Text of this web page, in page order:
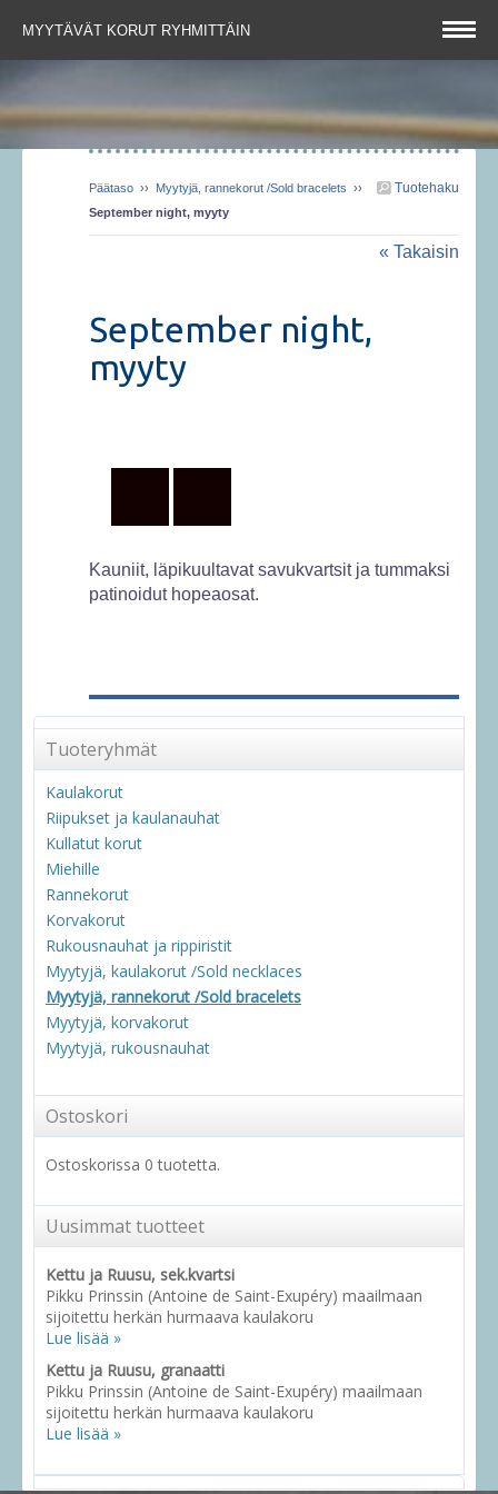
MYYTÄVÄT KORUT RYHMITTÄIN
Tuotehaku
Päätaso ›› Myytyjä, rannekorut /Sold bracelets ››
September night, myyty
« Takaisin
September night,
myyty
Kauniit, läpikuultavat savukvartsit ja tummaksi
patinoidut hopeaosat.
Tuoteryhmät
Kaulakorut
Riipukset ja kaulanauhat
Kullatut korut
Miehille
Rannekorut
Korvakorut
Rukousnauhat ja rippiristit
Myytyjä, kaulakorut /Sold necklaces
Myytyjä, rannekorut /Sold bracelets
Myytyjä, korvakorut
Myytyjä, rukousnauhat
Ostoskori
Ostoskorissa 0 tuotetta.
Uusimmat tuotteet
Kettu ja Ruusu, sek.kvartsi
Pikku Prinssin (Antoine de Saint-Exupéry) maailmaan
sijoitettu herkän hurmaava kaulakoru
Lue lisää »
Kettu ja Ruusu, granaatti
Pikku Prinssin (Antoine de Saint-Exupéry) maailmaan
sijoitettu herkän hurmaava kaulakoru
Lue lisää »